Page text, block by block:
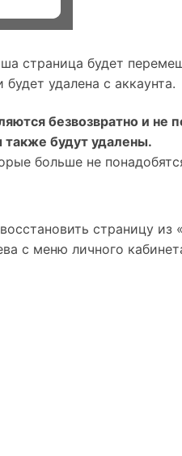
страница будет
удалена с аккаунта.
безвозвратно и не
также будут удалены.
больше не
страницу из «
с меню личного